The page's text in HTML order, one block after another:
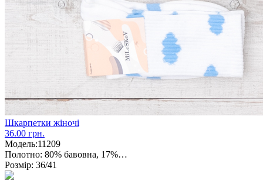
Шкарпетки жіночі
36.00 грн.
Модель:11209
Полотно: 80% бавовна, 17%…
Розмір: 36/41